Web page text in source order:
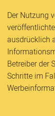
Der Nutzung
ausdrücklich
Betreiber der
Schritte im